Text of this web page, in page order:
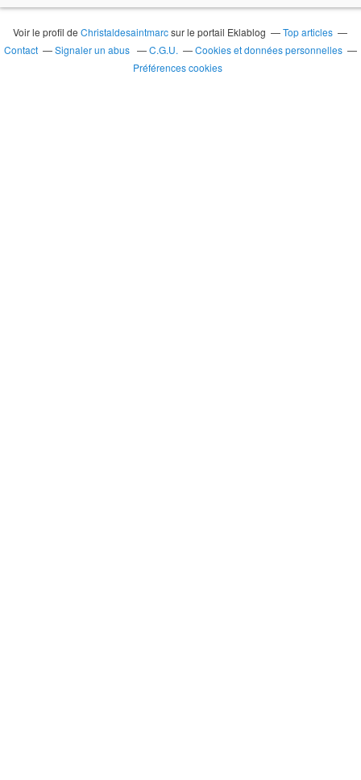
Voir le profil deChristaldesaintmarcsur le portail Eklablog
Top articles
Contact
Signaler un abus C.G.U.
Cookies et données personnelles
Préférences cookies